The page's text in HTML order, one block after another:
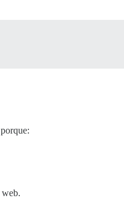
porque: